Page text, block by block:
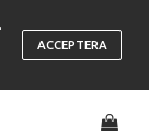
ACCEPTERA